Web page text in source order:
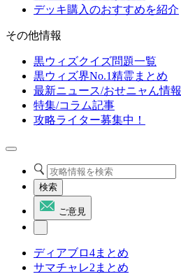
デッキ購入のおすすめを紹介
その他情報
黒ウィズクイズ問題一覧
黒ウィズ界No.1精霊まとめ
最新ニュース/おせニャん情報
特集/コラム記事
攻略ライター募集中！
検索
ご意見
ディアブロ4まとめ
サマチャレ2まとめ